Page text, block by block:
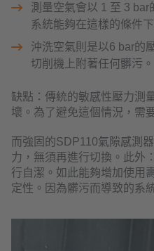
測量空氣會以 1 至 3
系統能夠在這樣的條件
沖洗空氣則是以6 bar的
切削機上附著任何髒污。
缺點：傳統的敏感性壓力測
壞。為了避免這個情況，需
而強固的SDP110氣隙感測
力，無須再進行切換。此外
行自潔。如此能夠增加使用
定性。因為髒污而導致的系